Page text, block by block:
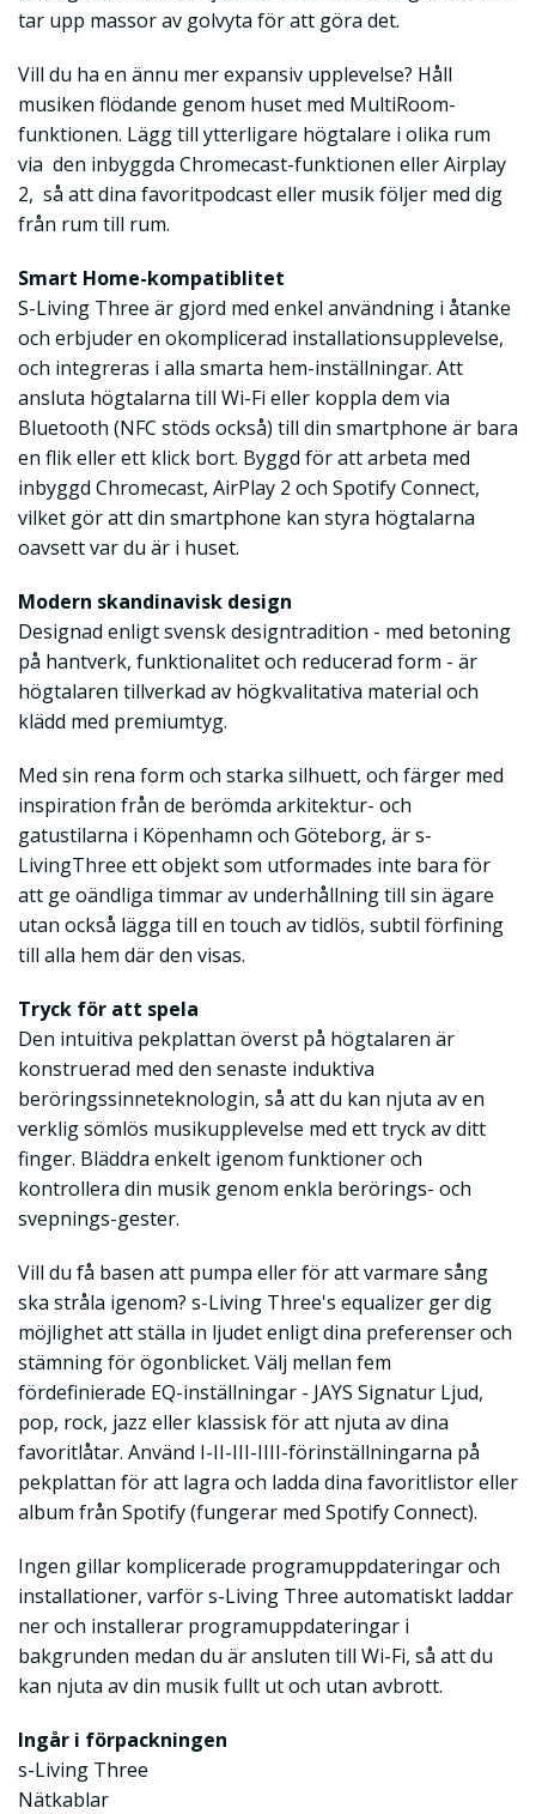
tar upp massor av golvyta för att göra det.
Vill du ha en ännu mer expansiv upplevelse? Håll
musiken flödande genom huset med MultiRoom-
funktionen. Lägg till ytterligare högtalare i olika rum
via den inbyggda Chromecast-funktionen eller Airplay
2, så att dina favoritpodcast eller musik följer med dig
från rum till rum.
Smart Home-kompatiblitet
S-Living Three är gjord med enkel användning i åtanke
och erbjuder en okomplicerad installationsupplevelse,
och integreras i alla smarta hem-inställningar. Att
ansluta högtalarna till Wi-Fi eller koppla dem via
Bluetooth (NFC stöds också) till din smartphone är bara
en flik eller ett klick bort. Byggd för att arbeta med
inbyggd Chromecast, AirPlay 2 och Spotify Connect,
vilket gör att din smartphone kan styra högtalarna
oavsett var du är i huset.
Modern skandinavisk design
Designad enligt svensk designtradition - med betoning
på hantverk, funktionalitet och reducerad form - är
högtalaren tillverkad av högkvalitativa material och
klädd med premiumtyg.
Med sin rena form och starka silhuett, och färger med
inspiration från de berömda arkitektur- och
gatustilarna i Köpenhamn och Göteborg, är s-
LivingThree ett objekt som utformades inte bara för
att ge oändliga timmar av underhållning till sin ägare
utan också lägga till en touch av tidlös, subtil förfining
till alla hem där den visas.
Tryck för att spela
Den intuitiva pekplattan överst på högtalaren är
konstruerad med den senaste induktiva
beröringssinneteknologin, så att du kan njuta av en
verklig sömlös musikupplevelse med ett tryck av ditt
finger. Bläddra enkelt igenom funktioner och
kontrollera din musik genom enkla berörings- och
svepnings-gester.
Vill du få basen att pumpa eller för att varmare sång
ska stråla igenom? s-Living Three's equalizer ger dig
möjlighet att ställa in ljudet enligt dina preferenser och
stämning för ögonblicket. Välj mellan fem
fördefinierade EQ-inställningar - JAYS Signatur Ljud,
pop, rock, jazz eller klassisk för att njuta av dina
favoritlåtar. Använd I-II-III-IIII-förinställningarna på
pekplattan för att lagra och ladda dina favoritlistor eller
album från Spotify (fungerar med Spotify Connect).
Ingen gillar komplicerade programuppdateringar och
installationer, varför s-Living Three automatiskt laddar
ner och installerar programuppdateringar i
bakgrunden medan du är ansluten till Wi-Fi, så att du
kan njuta av din musik fullt ut och utan avbrott.
Ingår i förpackningen
s-Living Three
Nätkablar